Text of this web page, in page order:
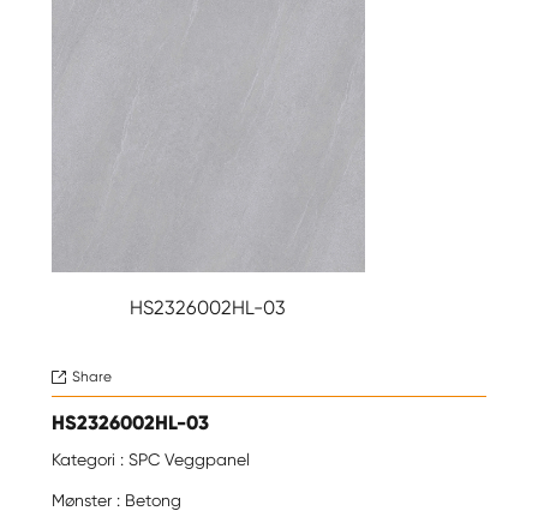
HS2326002HL-03
 Share
HS2326002HL-03
Kategori : SPC Veggpanel
Mønster : Betong